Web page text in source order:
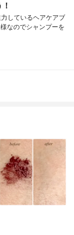
しているヘアケアブ
なのでシャンプーを